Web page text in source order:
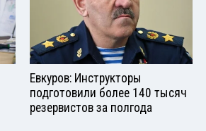
Евкуров: Инструкторы
подготовили более 140 тысяч
резервистов за полгода